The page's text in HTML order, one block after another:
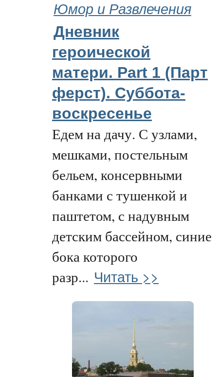
Юмор и Развлечения
Дневник
героической
матери. Part 1 (Парт
ферст). Суббота-
воскресенье
Едем на дачу. С узлами,
мешками, постельным
бельем, консервными
банками с тушенкой и
паштетом, с надувным
детским бассейном, синие
бока которого
разр... Читать >>